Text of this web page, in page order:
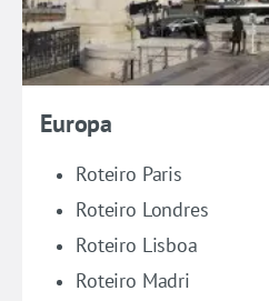
Europa
Roteiro Paris
Roteiro Londres
Roteiro Lisboa
Roteiro Madri